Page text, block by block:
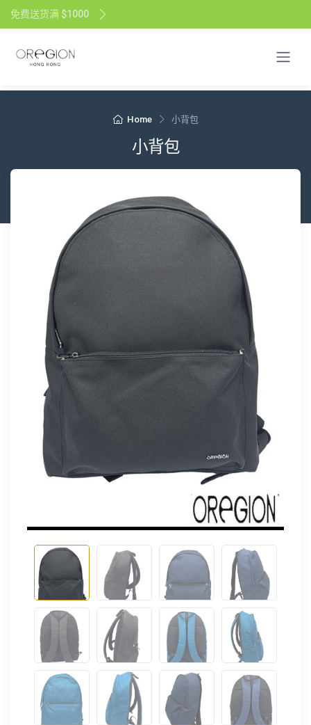
免费送货满 $1000
Home 小背包
小背包